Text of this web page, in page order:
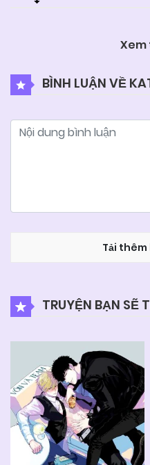
BÌNH LUẬN VỀ
Tải
TRUYỆN BẠN SẼ